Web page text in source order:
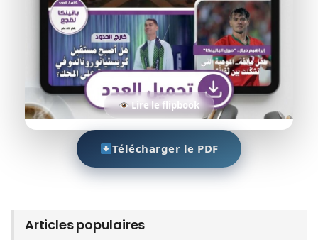
Lire le flipbook
Télécharger le PDF
Articles populaires